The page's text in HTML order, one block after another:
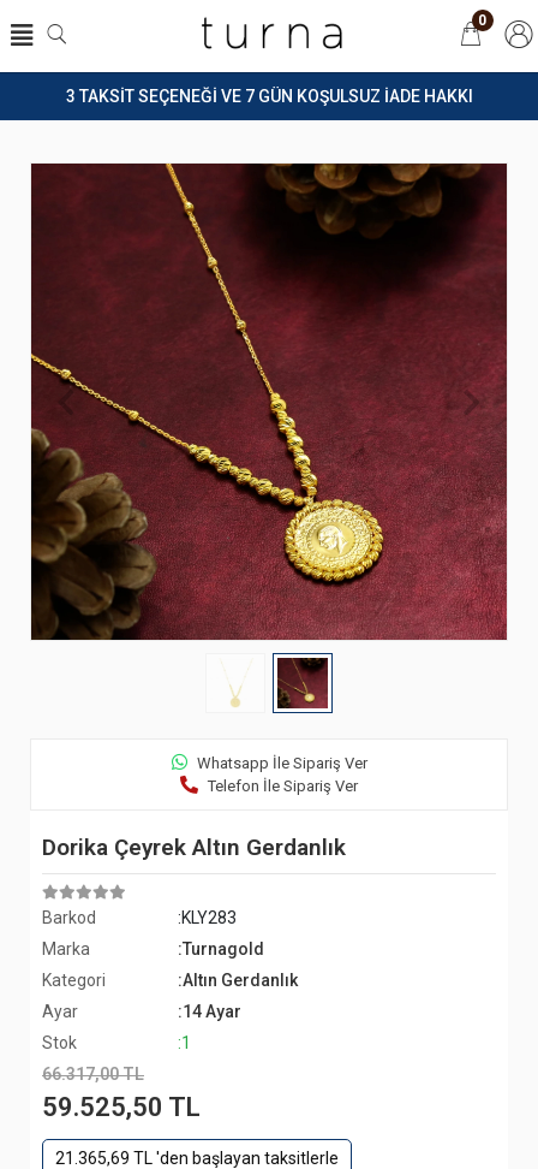
3 TAKSİT SEÇENEĞİ VE 7 GÜN KOŞULSUZ İADE HAKKI
0
Whatsapp İle Sipariş Ver
Telefon İle Sipariş Ver
Dorika Çeyrek Altın Gerdanlık
Barkod
:KLY283
Marka
:Turnagold
Kategori
:Altın Gerdanlık
Ayar
:14 Ayar
Stok
:1
66.317,00 TL
59.525,50 TL
21.365,69 TL 'den başlayan taksitlerle